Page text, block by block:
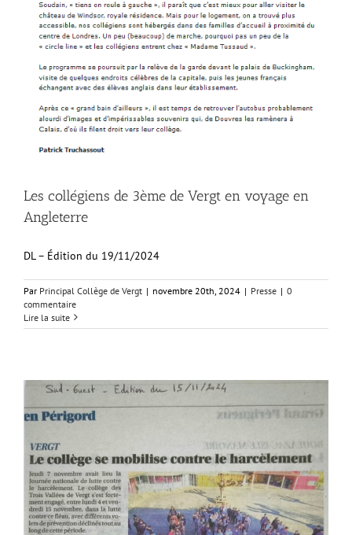
Les collégiens de 3ème de Vergt en voyage en
Angleterre
DL – Édition du 19/11/2024
Par Principal Collège de Vergt | novembre 20th, 2024 | Presse | 0
commentaire
Lire la suite